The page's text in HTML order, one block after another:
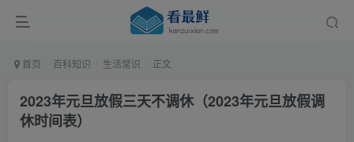
首页 百科知识 生活常识 正文
2023年元旦放假三天不调休（2023年元旦放假调
休时间表）